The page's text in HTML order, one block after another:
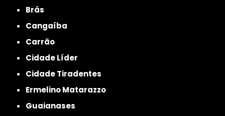
Brás
Cangaíba
Carrão
Cidade Líder
Cidade Tiradentes
Ermelino Matarazzo
Guaianases